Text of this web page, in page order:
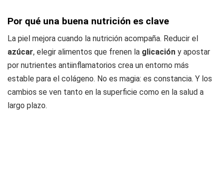
Por qué una buena nutrición es clave
La piel mejora cuando la nutrición acompaña. Reducir el
azúcar, elegir alimentos que frenen la glicación y apostar
por nutrientes antiinflamatorios crea un entorno más
estable para el colágeno. No es magia: es constancia. Y los
cambios se ven tanto en la superficie como en la salud a
largo plazo.